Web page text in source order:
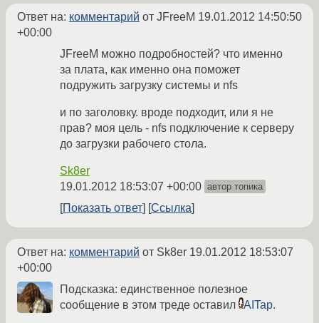
Ответ на: комментарий от JFreeM 19.01.2012 14:50:50
+00:00
JFreeM можно подробностей? что именно
за плата, как именно она поможет
подружить загрузку системы и nfs
и по заголовку. вроде подходит, или я не
прав? моя цель - nfs подключение к серверу
до загрузки рабочего стола.
Sk8er
19.01.2012 18:53:07 +00:00 автор топика
Показать ответ Ссылка
Ответ на: комментарий от Sk8er 19.01.2012 18:53:07
+00:00
Подсказка: единственное полезное
сообщение в этом треде оставил
AITap.